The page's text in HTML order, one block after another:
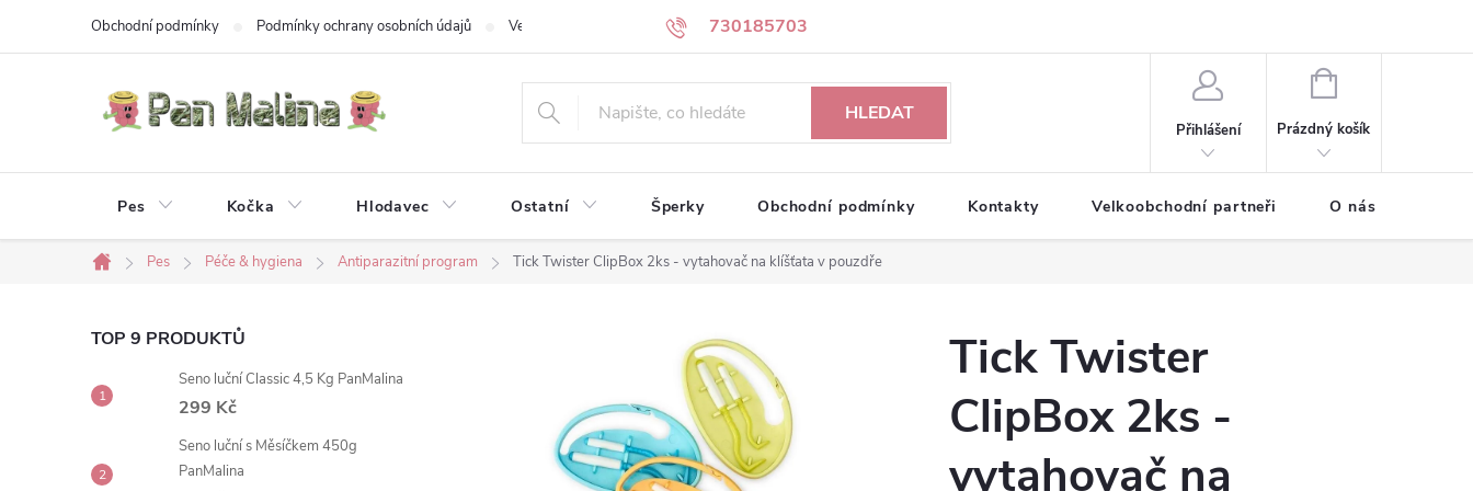
730185703
Obchodní podmínky Podmínky ochrany osobních údajů Velkoobchodní partneři Kontakty
HLEDAT
Přihlášení
NÁKUPNÍ
Prázdný košík
Pes Kočka Hlodavec Ostatní Šperky Obchodní podmínky Kontakty Velkoobchodní partneři O nás
Domů
Pes Péče & hygiena Antiparazitní program Tick Twister ClipBox 2ks - vytahovač na klíšťata v pouzdře
P
o
s
TOP 9 PRODUKTŮ
Seno luční Classic 4,5 Kg PanMalina
299 Kč
Seno luční s Měsíčkem 450g
PanMalina
Tick Twister
ClipBox 2ks -
vytahovač na